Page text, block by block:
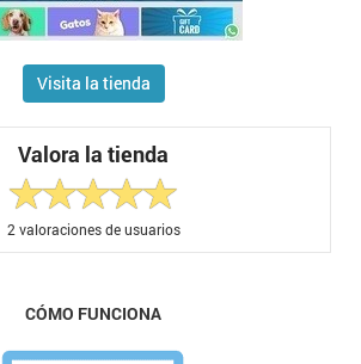
Visita la tienda
Valora la tienda
2valoraciones de usuarios
CÓMO FUNCIONA